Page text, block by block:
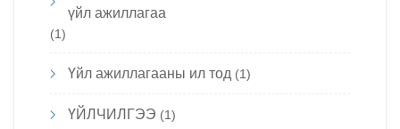
үйл ажиллагаа
(1)
Үйл ажиллагааны ил тод (1)
ҮЙЛЧИЛГЭЭ (1)